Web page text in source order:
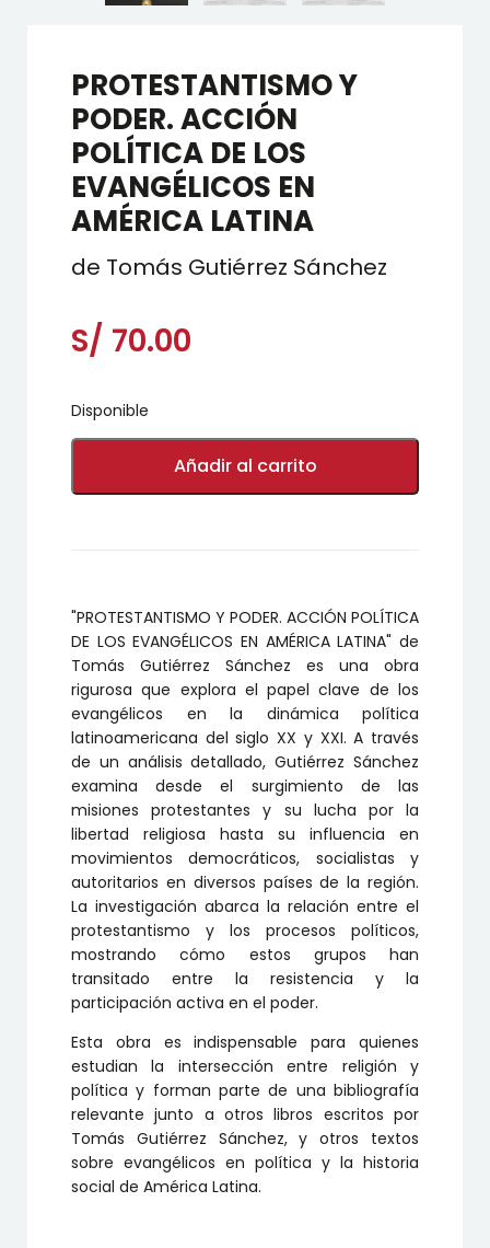
PROTESTANTISMO Y
PODER. ACCIÓN
POLÍTICA DE LOS
EVANGÉLICOS EN
AMÉRICA LATINA
de Tomás Gutiérrez Sánchez
S/ 70.00
Disponible
PROTESTANTISMO
PODER.
EN
AMÉRICA
LATINA
cantidad
Añadir al carrito
"PROTESTANTISMO Y PODER. ACCIÓN POLÍTICA
DE LOS EVANGÉLICOS EN AMÉRICA LATINA" de
Tomás Gutiérrez Sánchez es una obra
rigurosa que explora el papel clave de los
evangélicos en la dinámica política
latinoamericana del siglo XX y XXI. A través
de un análisis detallado, Gutiérrez Sánchez
examina desde el surgimiento de las
misiones protestantes y su lucha por la
libertad religiosa hasta su influencia en
movimientos democráticos, socialistas y
autoritarios en diversos países de la región.
La investigación abarca la relación entre el
protestantismo y los procesos políticos,
mostrando cómo estos grupos han
transitado entre la resistencia y la
participación activa en el poder.
Esta obra es indispensable para quienes
estudian la intersección entre religión y
política y forman parte de una bibliografía
relevante junto a otros libros escritos por
Tomás Gutiérrez Sánchez, y otros textos
sobre evangélicos en política y la historia
social de América Latina.